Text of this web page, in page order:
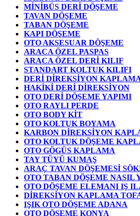
MİNİBÜS DERİ DÖŞEME
TAVAN DÖŞEME
TABAN DÖŞEME
KAPI DÖŞEME
OTO AKSESUAR DÖŞEME
ARACA ÖZEL PASPAS
ARACA ÖZEL DERİ KILIF
STANDART KOLTUK KILIFI
DERİ DİREKSİYON
HAKİKİ DERİ DİREKSİYON
OTO DERİ DÖŞEME YAPIMI
OTO RAYLI PERDE
OTO BODY KİT
OTO KOLTUK BOYAMA
KARBON DİREKSİYON
OTO KOLTUK DÖŞEME
OTO GÖGÜS KAPLAMA
TAY TÜYÜ KUMAŞ
ARAÇ TAVAN DÖŞEMESİ
OTO TABAN DÖŞEME NASIL
OTO DÖŞEME ELEMANI IŞ
DİREKSİYON KAPLAMA
IŞIK OTO DÖŞEME ADANA
OTO DÖŞEME KONYA